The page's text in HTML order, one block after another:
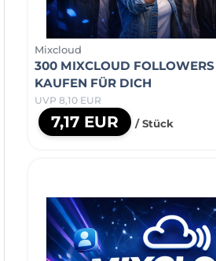
Mixcloud
300 MIXCLOUD
KAUFEN FÜR DICH
UVP 8,10 EUR
7,17 EUR / Stück